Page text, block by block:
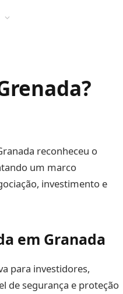
reconheceu o
um marco
investimento e
em Granada
para investidores,
de segurança e proteção